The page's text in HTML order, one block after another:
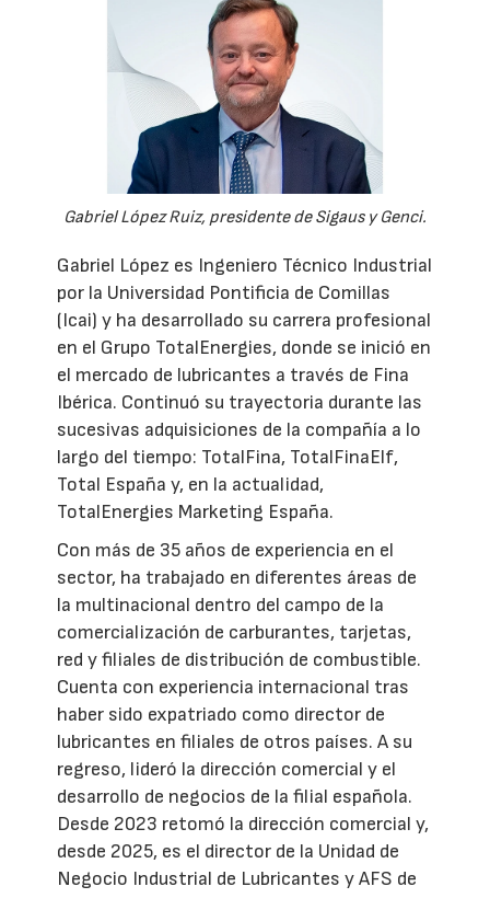
Gabriel López Ruiz, presidente de Sigaus y Genci.
Gabriel López es Ingeniero Técnico Industrial
por la Universidad Pontificia de Comillas
(Icai) y ha desarrollado su carrera profesional
en el Grupo TotalEnergies, donde se inició en
el mercado de lubricantes a través de Fina
Ibérica. Continuó su trayectoria durante las
sucesivas adquisiciones de la compañía a lo
largo del tiempo: TotalFina, TotalFinaElf,
Total España y, en la actualidad,
TotalEnergies Marketing España.
Con más de 35 años de experiencia en el
sector, ha trabajado en diferentes áreas de
la multinacional dentro del campo de la
comercialización de carburantes, tarjetas,
red y filiales de distribución de combustible.
Cuenta con experiencia internacional tras
haber sido expatriado como director de
lubricantes en filiales de otros países. A su
regreso, lideró la dirección comercial y el
desarrollo de negocios de la filial española.
Desde 2023 retomó la dirección comercial y,
desde 2025, es el director de la Unidad de
Negocio Industrial de Lubricantes y AFS de